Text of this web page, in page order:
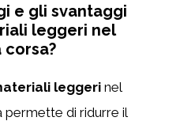
e gli svantaggi
leggeri nel
corsa?
leggeri nel
permette di ridurre il